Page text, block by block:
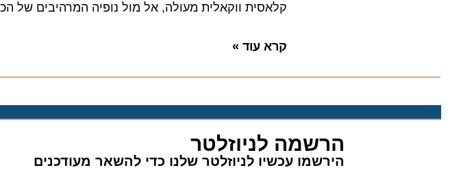
קלאסית ווקאלית מעולה, אל מול נופיה המרהיבים של הכנרת
קרא עוד »
הרשמה לניוזלטר
הירשמו עכשיו לניוזלטר שלנו כדי להשאר מעודכנים